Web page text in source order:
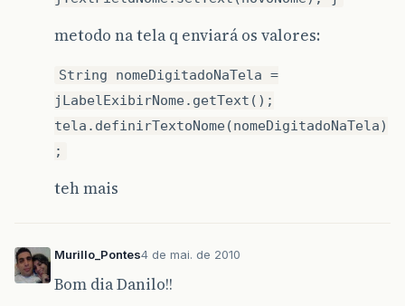
metodo na tela q enviará os valores:
String nomeDigitadoNaTela =
jLabelExibirNome.getText();
tela.definirTextoNome(nomeDigitadoNaTela)
;
teh mais
Murillo_Pontes4 de mai. de 2010
Bom dia Danilo!!